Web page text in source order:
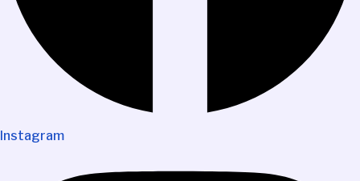
Instagram